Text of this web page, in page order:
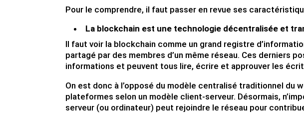
Pour le comprendre, il faut passer en revue ses
La blockchain est une technologie décentralisée et
Il faut voir la blockchain comme un grand registre
partagé par des membres d’un même réseau. Ces derniers
informations et peuvent tous lire, écrire et approuver les
On est donc à l’opposé du modèle centralisé traditionnel du
plateformes selon un modèle client-serveur. Désormais,
serveur (ou ordinateur) peut rejoindre le réseau pour